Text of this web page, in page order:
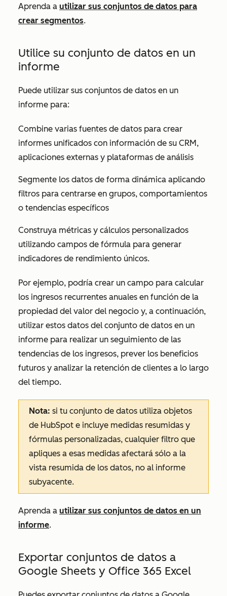
Aprenda a utilizar sus conjuntos de datos para
crear segmentos.
Utilice su conjunto de datos en un
informe
Puede utilizar sus conjuntos de datos en un
informe para:
Combine varias fuentes de datos para crear
informes unificados con información de su CRM,
aplicaciones externas y plataformas de análisis
Segmente los datos de forma dinámica aplicando
filtros para centrarse en grupos, comportamientos
o tendencias específicos
Construya métricas y cálculos personalizados
utilizando campos de fórmula para generar
indicadores de rendimiento únicos.
Por ejemplo, podría crear un campo para calcular
los ingresos recurrentes anuales en función de la
propiedad del valor del negocio y, a continuación,
utilizar estos datos del conjunto de datos en un
informe para realizar un seguimiento de las
tendencias de los ingresos, prever los beneficios
futuros y analizar la retención de clientes a lo largo
del tiempo.
Nota: si tu conjunto de datos utiliza objetos
de HubSpot e incluye medidas resumidas y
fórmulas personalizadas, cualquier filtro que
apliques a esas medidas afectará sólo a la
vista resumida de los datos, no al informe
subyacente.
Aprenda a utilizar sus conjuntos de datos en un
informe.
Exportar conjuntos de datos a
Google Sheets y Office 365 Excel